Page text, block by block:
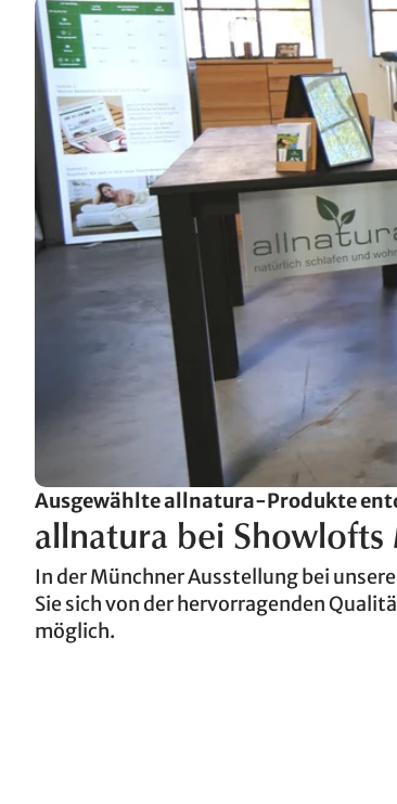
Ausgewählte allnatura-Produkte
allnatura bei Showlofts
In der Münchner Ausstellung bei
Sie sich von der hervorragenden
möglich.